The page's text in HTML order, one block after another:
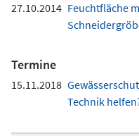
27.10.2014 Feuchtfläche
Termine
15.11.2018
Technik